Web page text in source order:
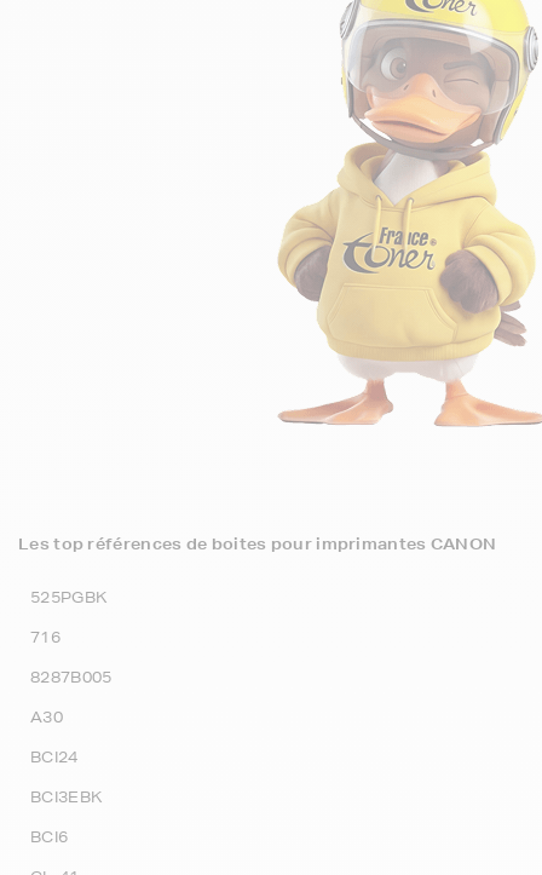
Les top références de boites pour imprimantes CANON
525PGBK
716
8287B005
A30
BCI24
BCI3EBK
BCI6